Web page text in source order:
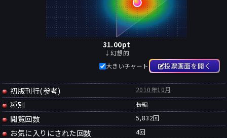
31.00pt
↓幻想的
大きいチャート
投票画面を開く
初版刊行(参考) 2010年10月
種別 長編
閲覧回数 5,832回
お気に入りにされた回数 4回